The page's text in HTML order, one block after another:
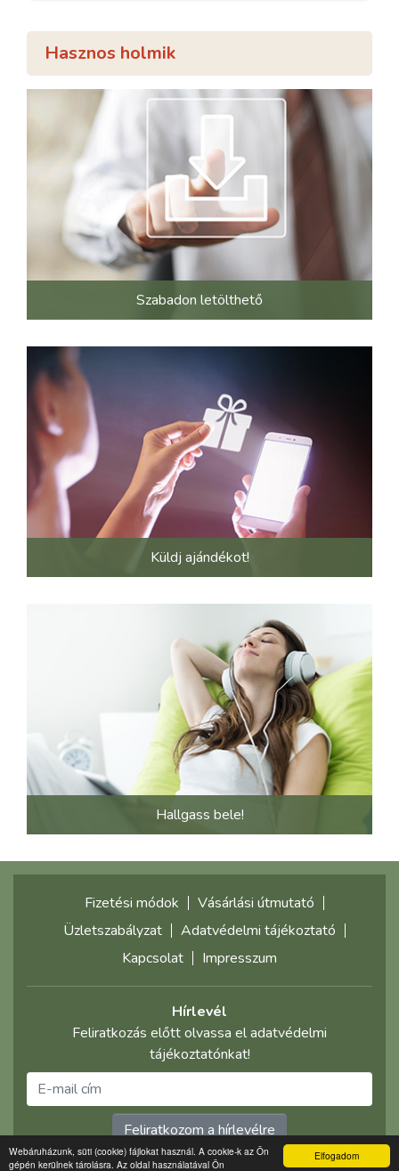
Elfogadom
Webáruházunk, süti (cookie) fájlokat használ. A cookie-k az Ön
gépén kerülnek tárolásra. Az oldal használatával Ön
Hasznos holmik
Szabadon letölthető
Küldj ajándékot!
Hallgass bele!
Fizetési módok
Vásárlási útmutató
Üzletszabályzat
Adatvédelmi tájékoztató
Kapcsolat
Impresszum
Hírlevél
Feliratkozás előtt olvassa el adatvédelmi
tájékoztatónkat!
Feliratkozom a hírlevélre